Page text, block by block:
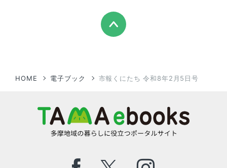
HOME 電子ブック 市報くにたち 令和8年2月5日号